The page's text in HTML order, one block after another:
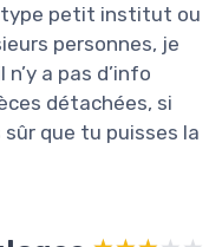
type petit institut ou
personnes, je
a pas d’info
détachées, si
que tu puisses la